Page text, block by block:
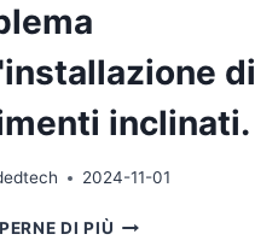
di
inclinati.
2024-11-01
DI PIÙ